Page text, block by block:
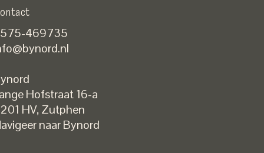
469735
Hofstraat 16-a
HV,Zutphen
naar Bynord